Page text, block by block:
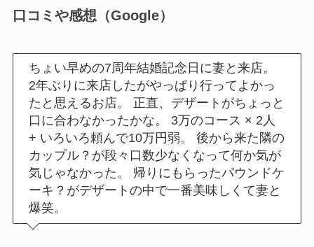
口コミや感想（Google）
ちょい早めの7周年結婚記念日に妻と来店。
2年ぶりに来店したがやっぱり行ってよかっ
たと思えるお店。 正直、デザートがちょっと
口に合わなかったかな。 3万のコース × 2人
+ いろいろ頼んで10万円弱。 後から来た隣の
カップル？が段々口数少なくなって何か気が
気じゃなかった。 帰りにもらったパウンドケ
ーキ？がデザートの中で一番美味しくて妻と
爆笑。